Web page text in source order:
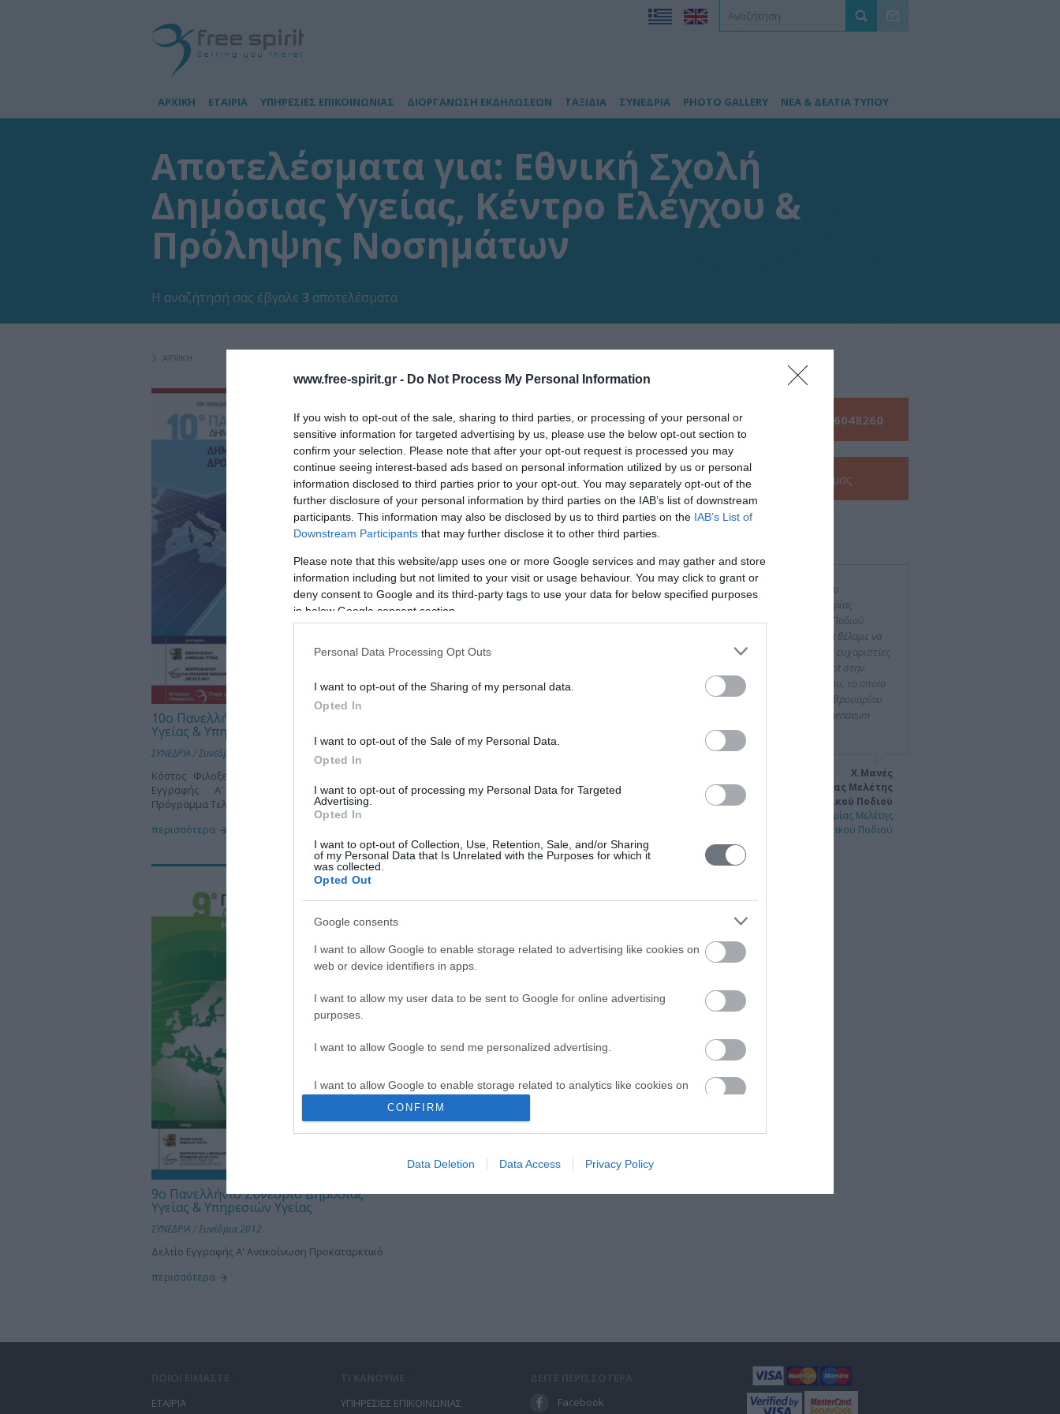
www.free-spirit.gr - Do Not Process My Personal Information
If you wish to opt-out of the sale, sharing to third parties, or processing of your personal or
sensitive information for targeted advertising by us, please use the below opt-out section to
confirm your selection. Please note that after your opt-out request is processed you may
continue seeing interest-based ads based on personal information utilized by us or personal
information disclosed to third parties prior to your opt-out. You may separately opt-out of the
further disclosure of your personal information by third parties on the IAB’s list of downstream
participants. This information may also be disclosed by us to third parties on the IAB’s List of
Downstream Participants that may further disclose it to other third parties.
Please note that this website/app uses one or more Google services and may gather and store
information including but not limited to your visit or usage behaviour. You may click to grant or
deny consent to Google and its third-party tags to use your data for below specified purposes
in below Google consent section.
Personal Data Processing Opt Outs
I want to opt-out of the Sharing of my personal data.
Opted In
I want to opt-out of the Sale of my Personal Data.
Opted In
I want to opt-out of processing my Personal Data for Targeted
Advertising.
Opted In
I want to opt-out of Collection, Use, Retention, Sale, and/or Sharing
of my Personal Data that Is Unrelated with the Purposes for which it
was collected.
Opted Out
Google consents
I want to allow Google to enable storage related to advertising like cookies on
web or device identifiers in apps.
I want to allow my user data to be sent to Google for online advertising
purposes.
I want to allow Google to send me personalized advertising.
I want to allow Google to enable storage related to analytics like cookies on
web or device identifiers in apps.
I want to allow Google to enable storage related to functionality of the website
CONFIRM
Data Deletion Data Access Privacy Policy
ΑΡΧΙΚΗ ΕΤΑΙΡΙΑ ΥΠΗΡΕΣΙΕΣ ΕΠΙΚΟΙΝΩΝΙΑΣ ΔΙΟΡΓΑΝΩΣΗ ΕΚΔΗΛΩΣΕΩΝ ΤΑΞΙΔΙΑ ΣΥΝΕΔΡΙΑ PHOTO GALLERY ΝΕΑ & ΔΕΛΤΙΑ ΤΥΠΟΥ
Αποτελέσματα για: Εθνική Σχολή
Δημόσιας Υγείας, Κέντρο Ελέγχου &
Πρόληψης Νοσημάτων
Η αναζήτησή σας έβγαλε 3 αποτελέσματα
ΑΡΧΙΚΗ
10ο Πανελλήνιο Συνέδριο Δημόσιας
Υγείας & Υπηρεσιών Υγείας
ΣΥΝΕΔΡΙΑ /Συνέδρια 2014
Κόστος Φιλοξενίας - Μέσα Προβολής Δελτίο
Εγγραφής Α' Ανακοίνωση Προκαταρκτικό
Πρόγραμμα Τελικό Πρόγραμμα
περισσότερα
Εγγραφής Α' Ανακοίνωση Τελικό Πρόγραμμα
9ο Πανελλήνιο Συνέδριο Δημόσιας
Υγείας & Υπηρεσιών Υγείας
ΣΥΝΕΔΡΙΑ /Συνέδρια 2012
Δελτίο Εγγραφής A' Ανακοίνωση Προκαταρκτικό
περισσότερα
Τηλεφωνήστε μας: 210 6048260
Δείτε την μας
"H Οργανωτική Επιτροπή του 5ου
Πανελληνίου Συνεδρίου της Εταιρίας
Μελέτης Παθήσεων Διαβητικού Ποδιού
(ΕΜΕΔΙΠ) και εγώ προσωπικά, θα θέλαμε να
σας εκφράσουμε τις θερμότερες ευχαριστίες
μας για τη συμβολή της Free Spirit στην
επιτυχή διεξαγωγή του Συνεδρίου, το οποίο
πραγματοποιήθηκε στις 5 – 7 Φεβρουαρίου
2016 στην Αθήνα (ξενοδοχείο Athenaeum
Intercontinental)."
Χ.Μανές
Πρόεδρος Δ.Σ. Εταιρίας Μελέτης
Παθήσεων Διαβητικού Ποδιού
5ο Πανελλήνιο Συνέδριο της Εταιρίας Μελέτης
Διαβητικού Ποδιού
ΕΤΑΙΡΙΑ
ΥΠΗΡΕΣΙΕΣ ΕΠΙΚΟΙΝΩΝΙΑΣ
Facebook